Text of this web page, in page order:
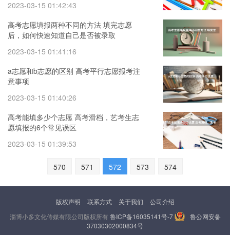
2023-03-15 01:42:43
高考志愿填报两种不同的方法 填完志愿
后，如何快速知道自己是否被录取
2023-03-15 01:41:16
a志愿和b志愿的区别 高考平行志愿报考注
意事项
2023-03-15 01:40:26
高考能填多少个志愿 高考滑档，艺考生志
愿填报的6个常见误区
2023-03-15 01:39:53
570 571 572 573 574
版权声明 联系方式 关于我们
公司介绍
淄博小多文化传媒有限公司版权所有鲁ICP备16035141号-7
鲁公网安备
37030302000834号